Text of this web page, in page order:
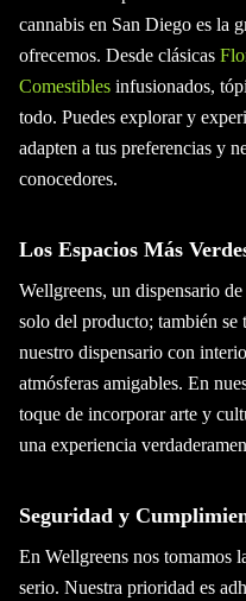
cannabis en San Diego es la
ofrecemos. Desde clásicas
Comestibles infusionados,
todo. Puedes explorar y
adapten a tus preferencias y
conocedores.
Los Espacios Más
Wellgreens, un dispensario
solo del producto; también se
nuestro dispensario con
atmósferas amigables. En
toque de incorporar arte y
una experiencia
Seguridad y
En Wellgreens nos tomamos
serio. Nuestra prioridad es